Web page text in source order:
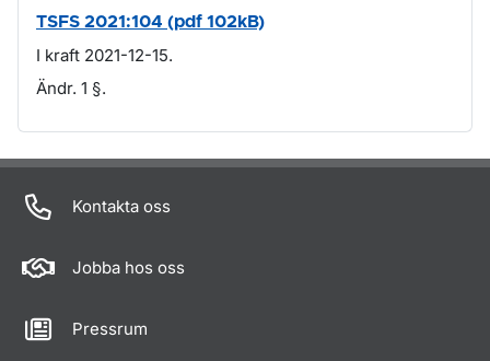
TSFS 2021:104 (pdf 102kB)
I kraft 2021-12-15.
Ändr. 1 §.
Om sidan
Kontakta oss
Jobba hos oss
Pressrum